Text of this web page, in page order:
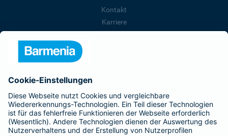
Kontakt
Karriere
Barmenia ist Teil der BarmeniaGothaer
BELIEBTE SEITEN
Kranken-Zusatzversicherung
Tierversicherungen